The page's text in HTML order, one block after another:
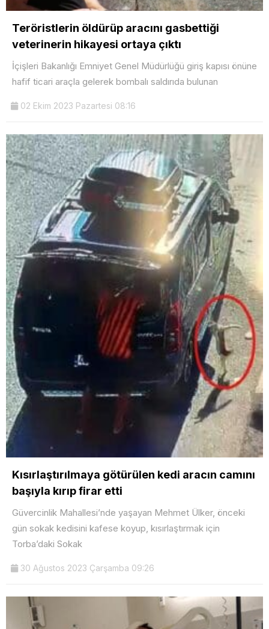
Teröristlerin öldürüp aracını gasbettiği
veterinerin hikayesi ortaya çıktı
İçişleri Bakanlığı Emniyet Genel Müdürlüğü giriş kapısı önüne
hafif ticari araçla gelerek bombalı saldırıda bulunan
02 Ekim 2023 Pazartesi 08:16
Kısırlaştırılmaya götürülen kedi aracın camını
başıyla kırıp firar etti
Güvercinlik Mahallesi’nde yaşayan Mehmet Ülker, önceki
gün sokak kedisini kafese koyup, kısırlaştırmak için
Torba’daki Sokak
30 Ağustos 2023 Çarşamba 09:26